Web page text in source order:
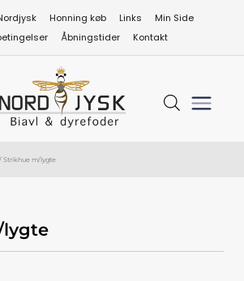
Honning køb Links
Min Side
Åbningstider Kontakt
/ Strikhue m/lygte
lygte